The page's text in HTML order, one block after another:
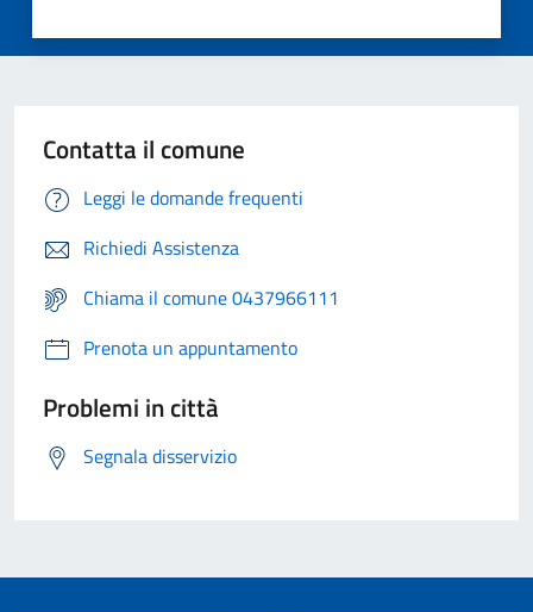
Contatta il comune
Leggi le domande frequenti
Richiedi Assistenza
Chiama il comune 0437966111
Prenota un appuntamento
Problemi in città
Segnala disservizio